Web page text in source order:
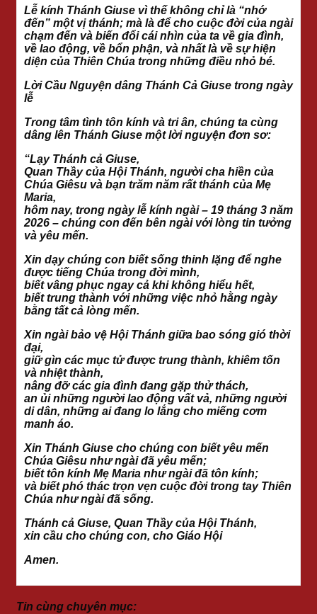
Lễ kính Thánh Giuse vì thế không chỉ là “nhớ
đến” một vị thánh; mà là để cho cuộc đời của ngài
chạm đến và biến đổi cái nhìn của ta về gia đình,
về lao động, về bổn phận, và nhất là về sự hiện
diện của Thiên Chúa trong những điều nhỏ bé.
Lời Cầu Nguyện dâng Thánh Cả Giuse trong ngày
lễ
Trong tâm tình tôn kính và tri ân, chúng ta cùng
dâng lên Thánh Giuse một lời nguyện đơn sơ:
“Lạy Thánh cả Giuse,
Quan Thầy của Hội Thánh, người cha hiền của
Chúa Giêsu và bạn trăm năm rất thánh của Mẹ
Maria,
hôm nay, trong ngày lễ kính ngài – 19 tháng 3 năm
2026 – chúng con đến bên ngài với lòng tin tưởng
và yêu mến.
Xin dạy chúng con biết sống thinh lặng để nghe
được tiếng Chúa trong đời mình,
biết vâng phục ngay cả khi không hiểu hết,
biết trung thành với những việc nhỏ hằng ngày
bằng tất cả lòng mến.
Xin ngài bảo vệ Hội Thánh giữa bao sóng gió thời
đại,
giữ gìn các mục tử được trung thành, khiêm tốn
và nhiệt thành,
nâng đỡ các gia đình đang gặp thử thách,
an ủi những người lao động vất vả, những người
di dân, những ai đang lo lắng cho miếng cơm
manh áo.
Xin Thánh Giuse cho chúng con biết yêu mến
Chúa Giêsu như ngài đã yêu mến;
biết tôn kính Mẹ Maria như ngài đã tôn kính;
và biết phó thác trọn vẹn cuộc đời trong tay Thiên
Chúa như ngài đã sống.
Thánh cả Giuse, Quan Thầy của Hội Thánh,
xin cầu cho chúng con, cho Giáo Hội
Amen.
Tin cùng chuyên mục: